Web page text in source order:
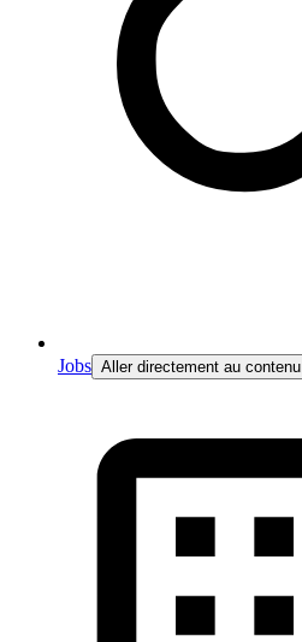
Jobs Aller directement au contenu